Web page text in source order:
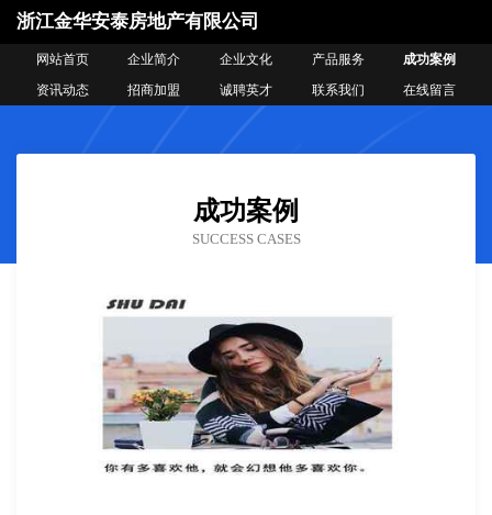
浙江金华安泰房地产有限公司
网站首页 企业简介 企业文化 产品服务
成功案例
资讯动态
招商加盟 诚聘英才 联系我们 在线留言
成功案例
SUCCESS CASES